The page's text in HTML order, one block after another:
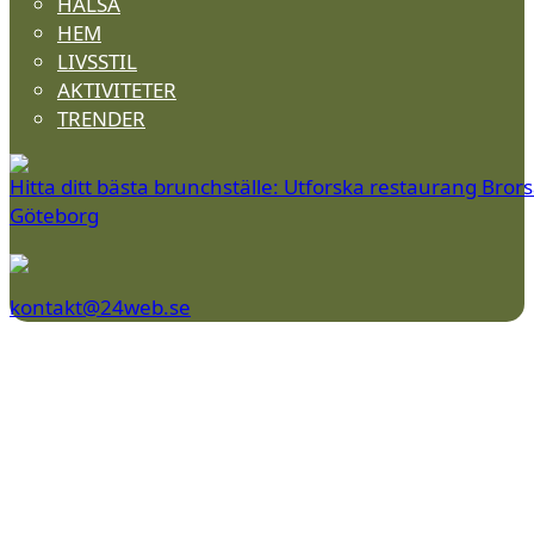
HEM
LIVSSTIL
AKTIVITETER
TRENDER
Hitta ditt bästa brunchställe: Utforska restaurang
Göteborg
kontakt@24web.se